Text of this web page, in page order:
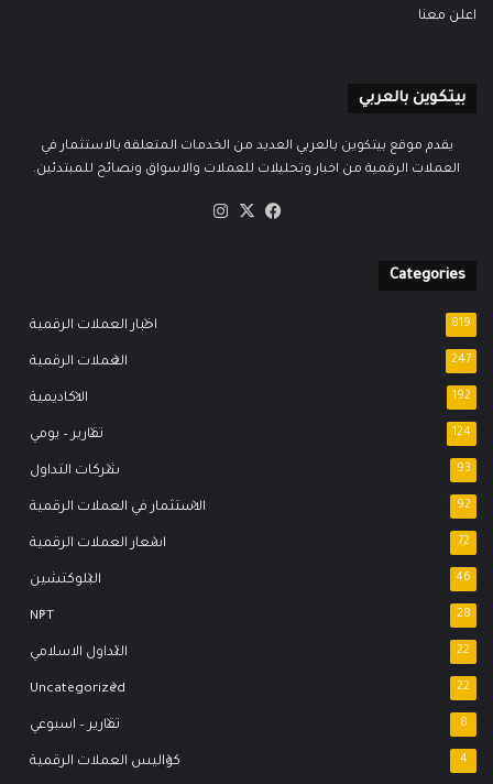
اعلن معنا
بيتكوين بالعربي
يقدم موقع بيتكوين بالعربي العديد من الخدمات المتعلقة بالاستثمار في
العملات الرقمية من اخبار وتحليلات للعملات والاسواق ونصائح للمبتدئين.
فيسبوك
‫X
Categories
اخبار العملات الرقمية 819
العملات الرقمية 247
الاكاديمية 192
تقارير – يومي 124
شركات التداول 93
الاستثمار في العملات الرقمية 92
اسعار العملات الرقمية 72
البلوكتشين 46
NFT 28
التداول الاسلامي 22
Uncategorized 22
تقارير – اسبوعي 8
كواليس العملات الرقمية 4